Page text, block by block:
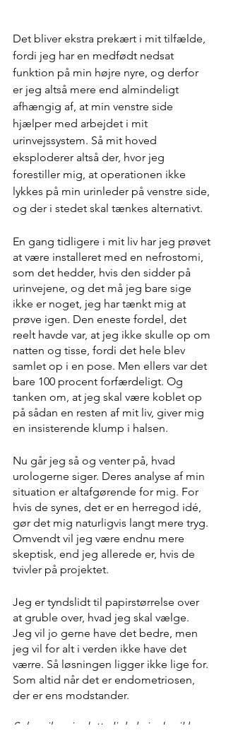
Det bliver ekstra prekært i mit tilfælde,
fordi jeg har en medfødt nedsat
funktion på min højre nyre, og derfor
er jeg altså mere end almindeligt
afhængig af, at min venstre side
hjælper med arbejdet i mit
urinvejssystem. Så mit hoved
eksploderer altså der, hvor jeg
forestiller mig, at operationen ikke
lykkes på min urinleder på venstre side,
og der i stedet skal tænkes alternativt.
En gang tidligere i mit liv har jeg prøvet
at være installeret med en nefrostomi,
som det hedder, hvis den sidder på
urinvejene, og det må jeg bare sige
ikke er noget, jeg har tænkt mig at
prøve igen. Den eneste fordel, det
reelt havde var, at jeg ikke skulle op om
natten og tisse, fordi det hele blev
samlet op i en pose. Men ellers var det
bare 100 procent forfærdeligt. Og
tanken om, at jeg skal være koblet op
på sådan en resten af mit liv, giver mig
en insisterende klump i halsen.
Nu går jeg så og venter på, hvad
urologerne siger. Deres analyse af min
situation er altafgørende for mig. For
hvis de synes, det er en herregod idé,
gør det mig naturligvis langt mere tryg.
Omvendt vil jeg være endnu mere
skeptisk, end jeg allerede er, hvis de
tvivler på projektet.
Jeg er tyndslidt til papirstørrelse over
at gruble over, hvad jeg skal vælge.
Jeg vil jo gerne have det bedre, men
jeg vil for alt i verden ikke have det
værre. Så løsningen ligger ikke lige for.
Som altid når det er endometriosen,
der er ens modstander.
Subscribe via dette link, hvis du vil have